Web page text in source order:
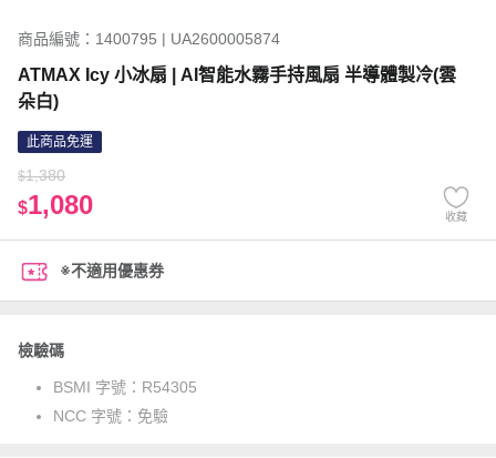
商品編號：1400795 | UA2600005874
ATMAX Icy 小冰扇 | AI智能水霧手持風扇 半導體製冷(雲
朵白)
此商品免運
$1,380
$1,080 收藏
※不適用優惠券
檢驗碼
BSMI 字號： R54305
NCC 字號： 免驗